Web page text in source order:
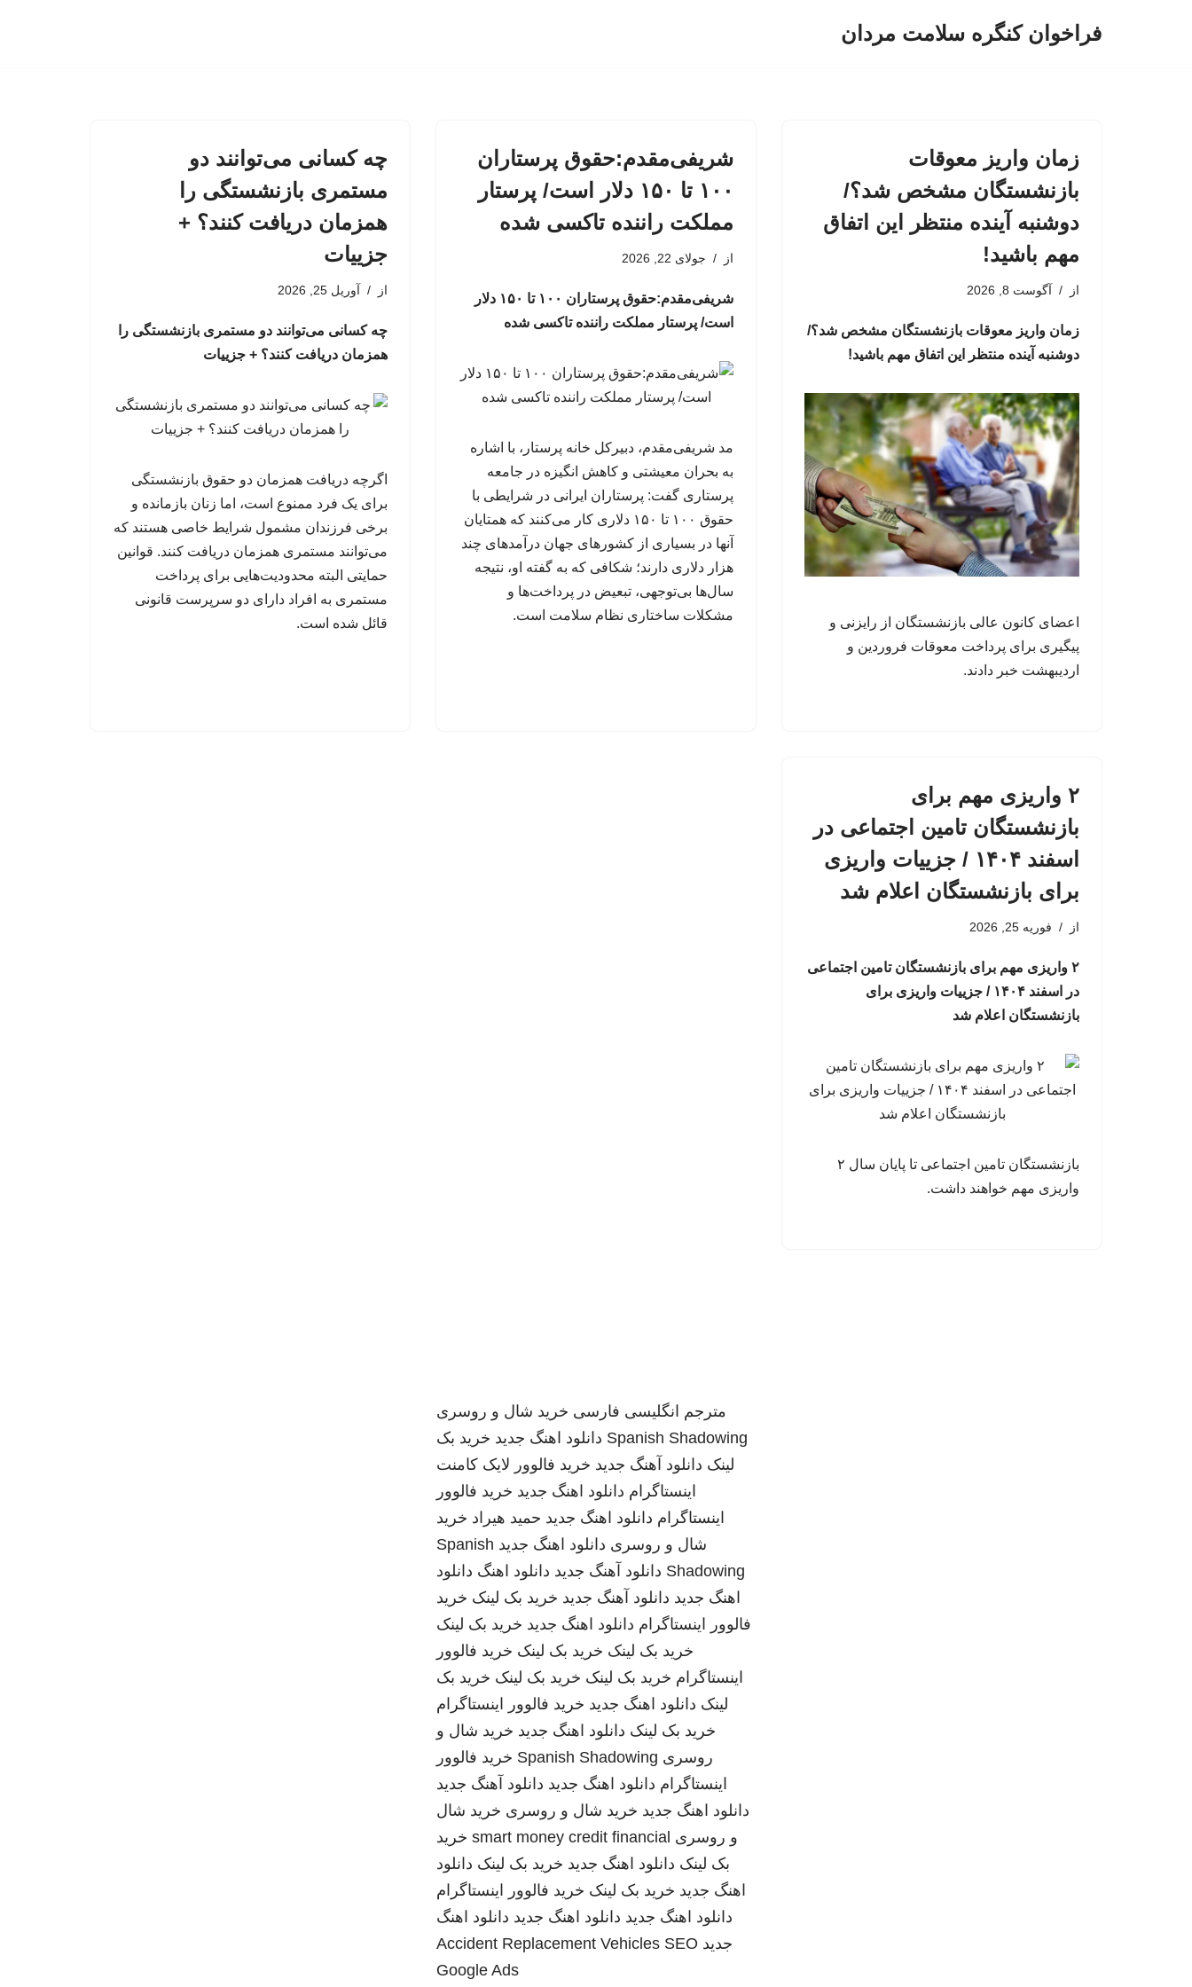
فراخوان کنگره سلامت مردان
زمان واریز معوقات
بازنشستگان مشخص شد؟/
دوشنبه آینده منتظر این اتفاق
مهم باشید!
از آگوست 8, 2026
زمان واریز معوقات بازنشستگان مشخص شد؟/
دوشنبه آینده منتظر این اتفاق مهم باشید!
اعضای کانون عالی بازنشستگان از رایزنی و
پیگیری برای پرداخت معوقات فروردین و
اردیبهشت خبر دادند.
شریفی‌مقدم:حقوق پرستاران
۱۰۰ تا ۱۵۰ دلار است/ پرستار
مملکت راننده تاکسی شده
از جولای 22, 2026
شریفی‌مقدم:حقوق پرستاران ۱۰۰ تا ۱۵۰ دلار
است/ پرستار مملکت راننده تاکسی شده
مد شریفی‌مقدم، دبیرکل خانه پرستار، با اشاره
به بحران معیشتی و کاهش انگیزه در جامعه
پرستاری گفت: پرستاران ایرانی در شرایطی با
حقوق ۱۰۰ تا ۱۵۰ دلاری کار می‌کنند که همتایان
آنها در بسیاری از کشورهای جهان درآمدهای چند
هزار دلاری دارند؛ شکافی که به گفته او، نتیجه
سال‌ها بی‌توجهی، تبعیض در پرداخت‌ها و
مشکلات ساختاری نظام سلامت است.
چه کسانی می‌توانند دو
مستمری بازنشستگی را
همزمان دریافت کنند؟ +
جزییات
از آوریل 25, 2026
چه کسانی می‌توانند دو مستمری بازنشستگی را
همزمان دریافت کنند؟ + جزییات
اگرچه دریافت همزمان دو حقوق بازنشستگی
برای یک فرد ممنوع است، اما زنان بازمانده و
برخی فرزندان مشمول شرایط خاصی هستند که
می‌توانند مستمری همزمان دریافت کنند. قوانین
حمایتی البته محدودیت‌هایی برای پرداخت
مستمری به افراد دارای دو سرپرست قانونی
قائل شده است.
۲ واریزی مهم برای
بازنشستگان تامین اجتماعی در
اسفند ۱۴۰۴ / جزییات واریزی
برای بازنشستگان اعلام شد
از فوریه 25, 2026
۲ واریزی مهم برای بازنشستگان تامین اجتماعی
در اسفند ۱۴۰۴ / جزییات واریزی برای
بازنشستگان اعلام شد
بازنشستگان تامین اجتماعی تا پایان سال ۲
واریزی مهم خواهند داشت.
مترجم انگلیسی فارسی خرید شال و روسری
Spanish Shadowing دانلود اهنگ جدید خرید بک
لینک دانلود آهنگ جدید خرید فالوور لایک کامنت
اینستاگرام دانلود اهنگ جدید خرید فالوور
اینستاگرام دانلود اهنگ جدید حمید هیراد خرید
شال و روسری دانلود اهنگ جدید Spanish
Shadowing دانلود آهنگ جدید دانلود اهنگ دانلود
اهنگ جدید دانلود آهنگ جدید خرید بک لینک خرید
فالوور اینستاگرام دانلود اهنگ جدید خرید بک لینک
خرید بک لینک خرید بک لینک خرید فالوور
اینستاگرام خرید بک لینک خرید بک لینک خرید بک
لینک دانلود اهنگ جدید خرید فالوور اینستاگرام
خرید بک لینک دانلود اهنگ جدید خرید شال و
روسری Spanish Shadowing خرید فالوور
اینستاگرام دانلود اهنگ جدید دانلود آهنگ جدید
دانلود اهنگ جدید خرید شال و روسری خرید شال
و روسری smart money credit financial خرید
بک لینک دانلود اهنگ جدید خرید بک لینک دانلود
اهنگ جدید خرید بک لینک خرید فالوور اینستاگرام
دانلود اهنگ جدید دانلود اهنگ جدید دانلود اهنگ
جدید
Accident Replacement Vehicles SEO
Google Ads